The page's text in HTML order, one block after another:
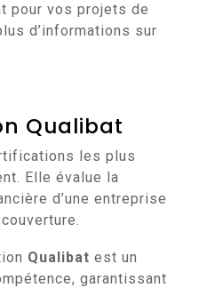
pour vos projets de
d’informations sur
Qualibat
les plus
Elle évalue la
d’une entreprise
Qualibat est un
garantissant